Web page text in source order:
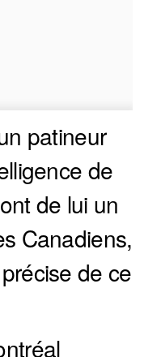
patineur
de
de lui un
Canadiens,
de ce